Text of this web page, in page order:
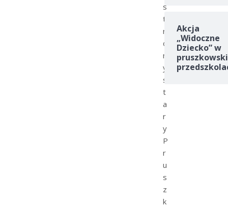
s
t
r
o
n
y
s
t
a
r
y
P
r
u
s
z
k
Akcja
„Widoczne
Dziecko” w